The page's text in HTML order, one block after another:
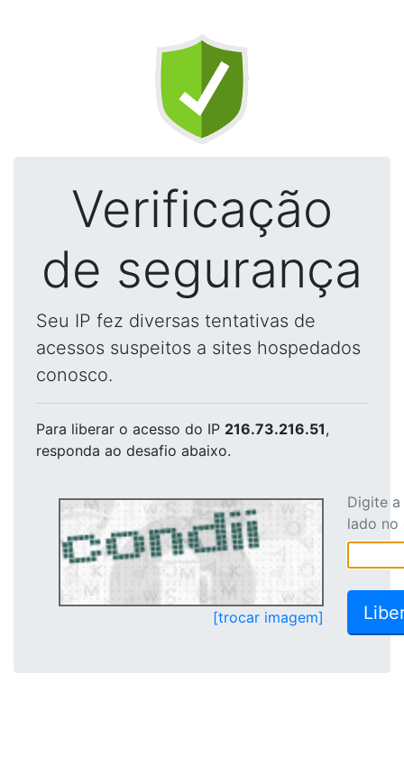
Verificação
de segurança
Seu IP fez diversas tentativas de
acessos suspeitos a sites hospedados
conosco.
Para liberar o acesso do IP 216.73.216.51,
responda ao desafio abaixo.
[trocar imagem]
Digite
lado no